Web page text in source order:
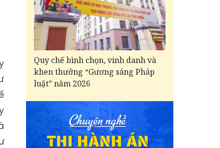
Quy chế bình chọn, vinh danh và
khen thưởng “Gương sáng Pháp
luật” năm 2026